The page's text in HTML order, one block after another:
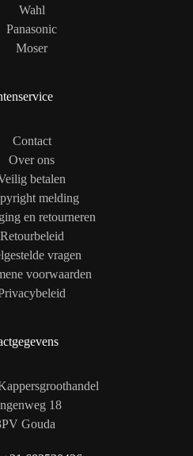
Wahl
Panasonic
Moser
Contact
Over ons
betalen
melding
en retourneren
Retourbeleid
vragen
voorwaarden
18
Gouda